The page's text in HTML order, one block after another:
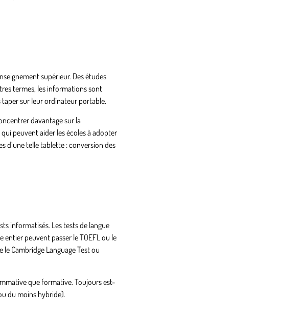
supérieur. Des études
termes, les informations sont
sur leur ordinateur portable.
davantage sur la
peuvent aider les écoles à adopter
d’une telle tablette : conversion des
informatisés. Les tests de langue
peuvent passer le TOEFL ou le
le Cambridge Language Test ou
que formative. Toujours est-
du moins hybride).